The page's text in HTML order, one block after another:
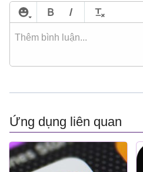
Ứng dụng liên quan